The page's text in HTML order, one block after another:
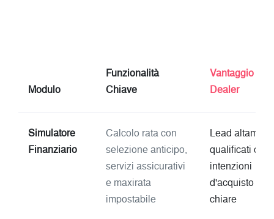
Modulo
Funzionalità
Chiave
Vantaggio per
Dealer
Simulatore
Finanziario
Calcolo rata con
selezione anticipo,
servizi assicurativi
e maxirata
impostabile
Lead
qualificati con
intenzioni
d'acquisto
chiare